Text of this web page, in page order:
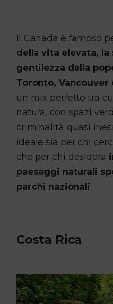
Il Canada è famoso
della vita elevata, la
gentilezza della
Toronto, Vancouver
un mix perfetto tra
natura, con spazi
criminalità quasi
ideale sia per chi
che per chi desidera
paesaggi naturali
parchi nazionali.
Costa Rica